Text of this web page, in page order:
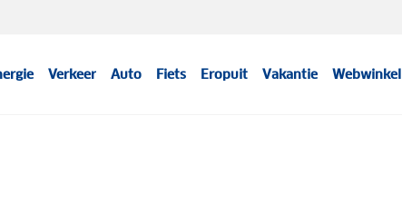
Verkeer Auto Fiets Eropuit Vakantie Webwinkel